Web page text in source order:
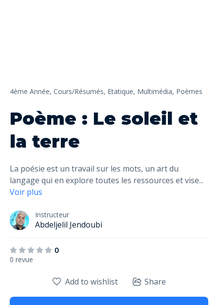
4ème Année, Cours/Résumés, Etatique, Multimédia, Poèmes
Poème : Le soleil et
la terre
La poésie est un travail sur les mots, un art du
langage qui en explore toutes les ressources et vise...
Voir plus
Instructeur
Abdeljelil Jendoubi
0
0 revue
Add to wishlist Share